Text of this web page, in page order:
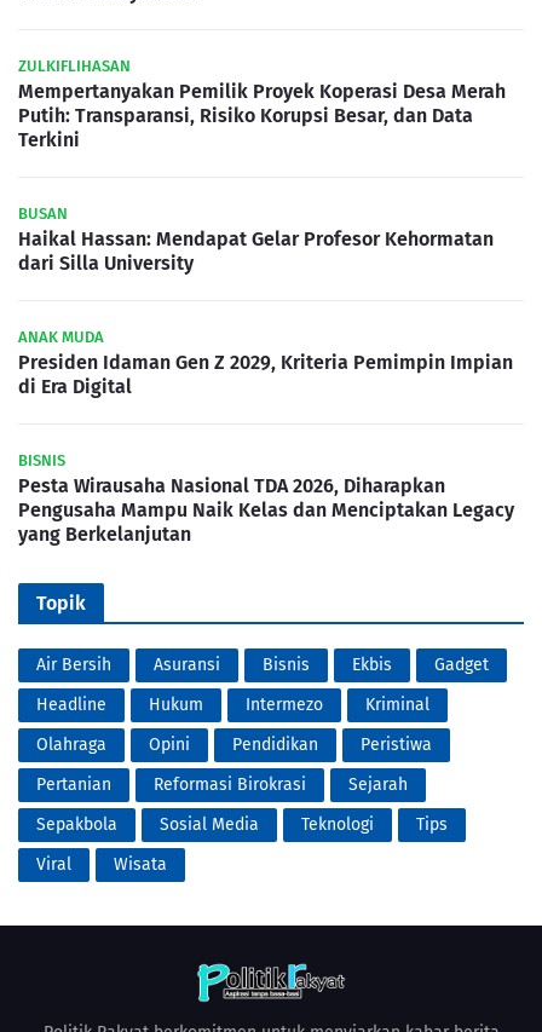
ZULKIFLIHASAN
Mempertanyakan Pemilik Proyek Koperasi Desa Merah
Putih: Transparansi, Risiko Korupsi Besar, dan Data
Terkini
BUSAN
Haikal Hassan: Mendapat Gelar Profesor Kehormatan
dari Silla University
ANAK MUDA
Presiden Idaman Gen Z 2029, Kriteria Pemimpin Impian
di Era Digital
BISNIS
Pesta Wirausaha Nasional TDA 2026, Diharapkan
Pengusaha Mampu Naik Kelas dan Menciptakan Legacy
yang Berkelanjutan
Topik
Air Bersih Asuransi Bisnis Ekbis
Gadget
Headline
Hukum Intermezo
Kriminal
Olahraga
Opini Pendidikan
Peristiwa
Pertanian
Reformasi Birokrasi
Sejarah
Sepakbola
Sosial Media Teknologi
Tips
Viral
Wisata